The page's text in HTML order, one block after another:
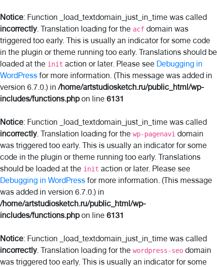
Notice: Function _load_textdomain_just_in_time was called
incorrectly. Translation loading for the acf domain was
triggered too early. This is usually an indicator for some code
in the plugin or theme running too early. Translations should be
loaded at the init action or later. Please see Debugging in
WordPress for more information. (This message was added in
version 6.7.0.) in/home/artstudiosketch.ru/public_html/wp-
includes/functions.phpon line 6131
Notice: Function _load_textdomain_just_in_time was called
incorrectly. Translation loading for the wp-pagenavi domain
was triggered too early. This is usually an indicator for some
code in the plugin or theme running too early. Translations
should be loaded at the init action or later. Please see
Debugging in WordPress for more information. (This message
was added in version 6.7.0.) in
/home/artstudiosketch.ru/public_html/wp-
includes/functions.phpon line 6131
Notice: Function _load_textdomain_just_in_time was called
incorrectly. Translation loading for the wordpress-seo domain
was triggered too early. This is usually an indicator for some